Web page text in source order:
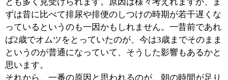
診療時間 :
［平日］8：30～11：30 16：00～18：00
［土曜］8：30～14：00
※待ち時間短縮のため電話予約をご利用下さ
い。
駐車場 : 4台有
このページの先頭へ